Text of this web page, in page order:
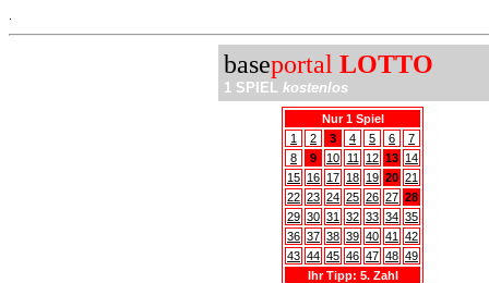
baseportal LOTTO
1 SPIEL kostenlos
Nur 1 Spiel
1
2 3 4 5 6
7
8
9 10 11 12 13 14
15 16 17 18 19 20 21
22 23 24 25 26 27 28
29 30 31 32 33 34 35
36 37 38 39 40 41
42
43 44 45 46 47 48 49
Ihr Tipp: 5. Zahl